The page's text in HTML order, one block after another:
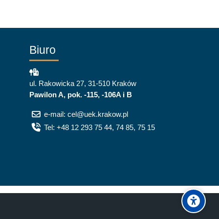
Biuro
ul. Rakowicka 27, 31-510 Kraków
Pawilon A, pok. -115, -106A i B
e-mail: cel@uek.krakow.pl
Tel: +48 12 293 75 44, 74 85, 75 15